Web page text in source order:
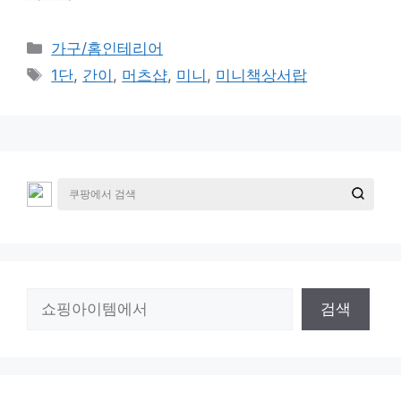
카
테
가구/홈인테리어
태
1단, 간이 , 머츠샵, 미니 , 미니책상서랍
검색